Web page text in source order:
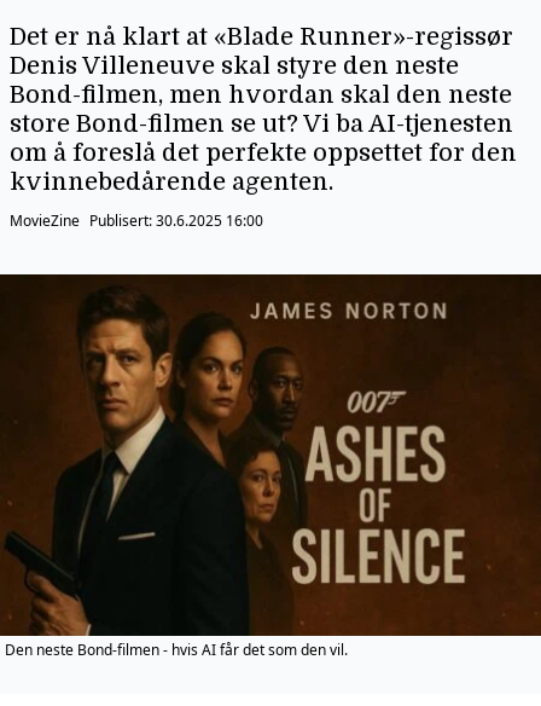
Det er nå klart at «Blade Runner»-regissør
Denis Villeneuve skal styre den neste
Bond-filmen, men hvordan skal den neste
store Bond-filmen se ut? Vi ba AI-tjenesten
om å foreslå det perfekte oppsettet for den
kvinnebedårende agenten.
MovieZine Publisert:30.6.2025 16:00
Den neste Bond-filmen - hvis AI får det som den vil.